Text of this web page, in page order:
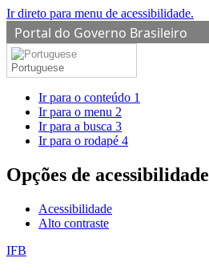
Ir direto para menu de acessibilidade.
Portal do Governo Brasileiro
Portuguese
Ir para o conteúdo 1
Ir para o menu 2
Ir para a busca 3
Ir para o rodapé 4
Opções de acessibilidade
Acessibilidade
Alto contraste
IFB